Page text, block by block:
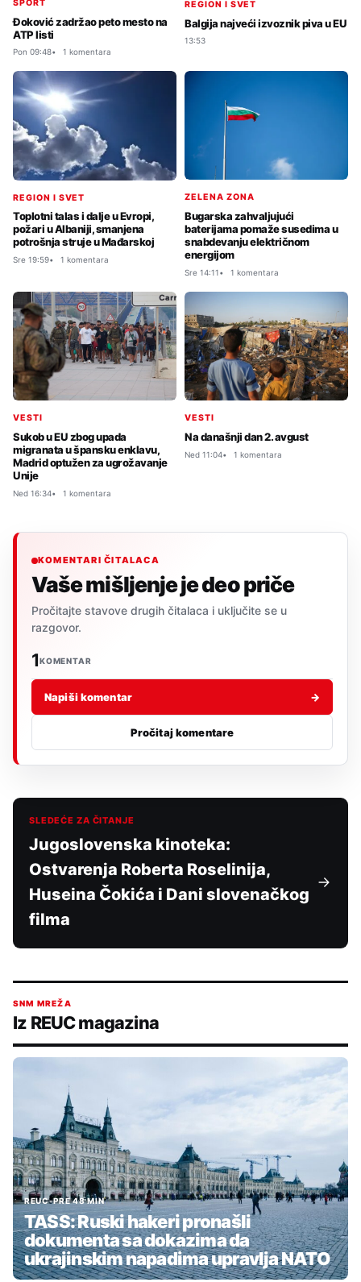
SPORT
Đoković zadržao peto mesto na
ATP listi
Pon 09:48 1 komentara
REGION I SVET
Balgija najveći izvoznik piva u EU
13:53
REGION I SVET
Toplotni talas i dalje u Evropi,
požari u Albaniji, smanjena
potrošnja struje u Mađarskoj
Sre 19:59 1 komentara
ZELENA ZONA
Bugarska zahvaljujući
baterijama pomaže susedima u
snabdevanju električnom
energijom
Sre 14:11 1 komentara
VESTI
Sukob u EU zbog upada
migranata u špansku enklavu,
Madrid optužen za ugrožavanje
Unije
Ned 16:34 1 komentara
VESTI
Na današnji dan 2. avgust
Ned 11:04 1 komentara
KOMENTARI ČITALACA
Vaše mišljenje je deo priče
Pročitajte stavove drugih čitalaca i uključite se u
razgovor.
1KOMENTAR
Napiši komentar →
Pročitaj komentare
SLEDEĆE ZA ČITANJE
Jugoslovenska kinoteka:
Ostvarenja Roberta Roselinija,
Huseina Čokića i Dani slovenačkog
filma
SNM MREŽA
Iz REUC magazina
REUC•PRE 48 MIN
TASS: Ruski hakeri pronašli
dokumenta sa dokazima da
ukrajinskim napadima upravlja NATO